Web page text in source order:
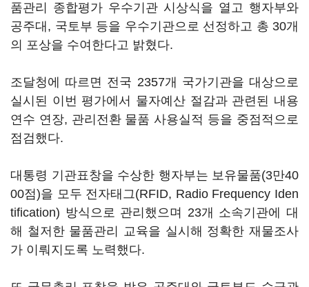
품관리 종합평가 우수기관 시상식을 열고 행자부와
공주대, 국토부 등을 우수기관으로 선정하고 총 30개
의 포상을 수여한다고 밝혔다.
조달청에 따르면 전국 2357개 국가기관을 대상으로
실시된 이번 평가에서 물자예산 절감과 관련된 내용
연수 연장, 관리전환 물품 사용실적 등을 중점적으로
점검했다.
대통령 기관표창을 수상한 행자부는 보유물품(3만40
00점)을 모두 전자태그(RFID, Radio Frequency Iden
tification) 방식으로 관리했으며 23개 소속기관에 대
해 철저한 물품관리 교육을 실시해 정확한 재물조사
가 이뤄지도록 노력했다.